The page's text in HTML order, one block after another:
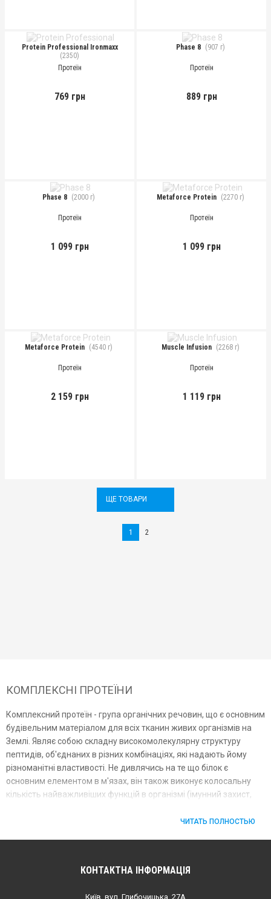
Protein Professional Ironmaxx
(2350)
Протеїн
769 грн
Phase 8 (907 г)
Протеїн
889 грн
Phase 8 (2000 г)
Протеїн
1 099 грн
Metaforce Protein (2270 г)
Протеїн
1 099 грн
Metaforce Protein (4540 г)
Протеїн
2 159 грн
Muscle Infusion (2268 г)
Протеїн
1 119 грн
ЩЕ ТОВАРИ
1 2
КОМПЛЕКСНІ ПРОТЕЇНИ
Комплексний протеїн - група органічних речовин, що є основним
будівельним матеріалом для всіх тканин живих організмів на
Землі. Являє собою складну високомолекулярну структуру
пептидів, об'єднаних в різних комбінаціях, які надають йому
різноманітні властивості. Не дивлячись на те що білок є
основним елементом в м'язах, він також виконує колосальну
кількість найважливіших функцій в організмі (імунний захист,
концентрати від різних виробників є джерелом високоякісного
ЧИТАТЬ ПОЛНОСТЬЮ
КОНТАКТНА ІНФОРМАЦІЯ
Київ, вул. Глибочицька, 27А